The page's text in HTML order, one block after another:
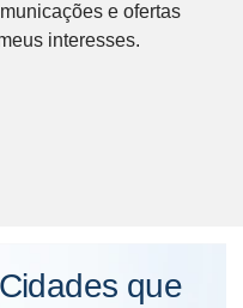
e ofertas
interesses.
Cidades que